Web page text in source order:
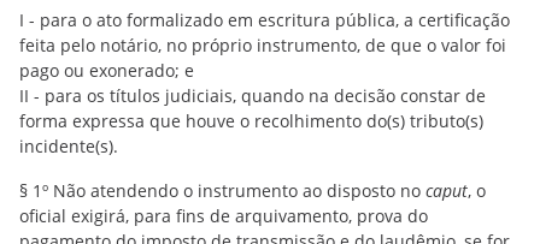
I - para o ato formalizado em escritura pública, a certificação
feita pelo notário, no próprio instrumento, de que o valor foi
pago ou exonerado; e
II - para os títulos judiciais, quando na decisão constar de
forma expressa que houve o recolhimento do(s) tributo(s)
incidente(s).
§ 1º Não atendendo o instrumento ao disposto no caput, o
oficial exigirá, para fins de arquivamento, prova do